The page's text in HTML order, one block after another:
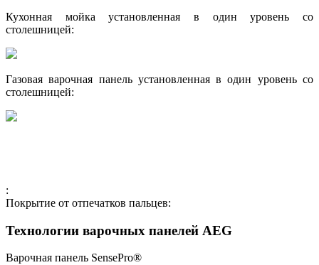
Кухонная мойка установленная в один уровень со
столешницей:
Газовая варочная панель установленная в один уровень со
столешницей:
:
Покрытие от отпечатков пальцев:
Технологии варочных панелей AEG
Варочная панель SensePro®